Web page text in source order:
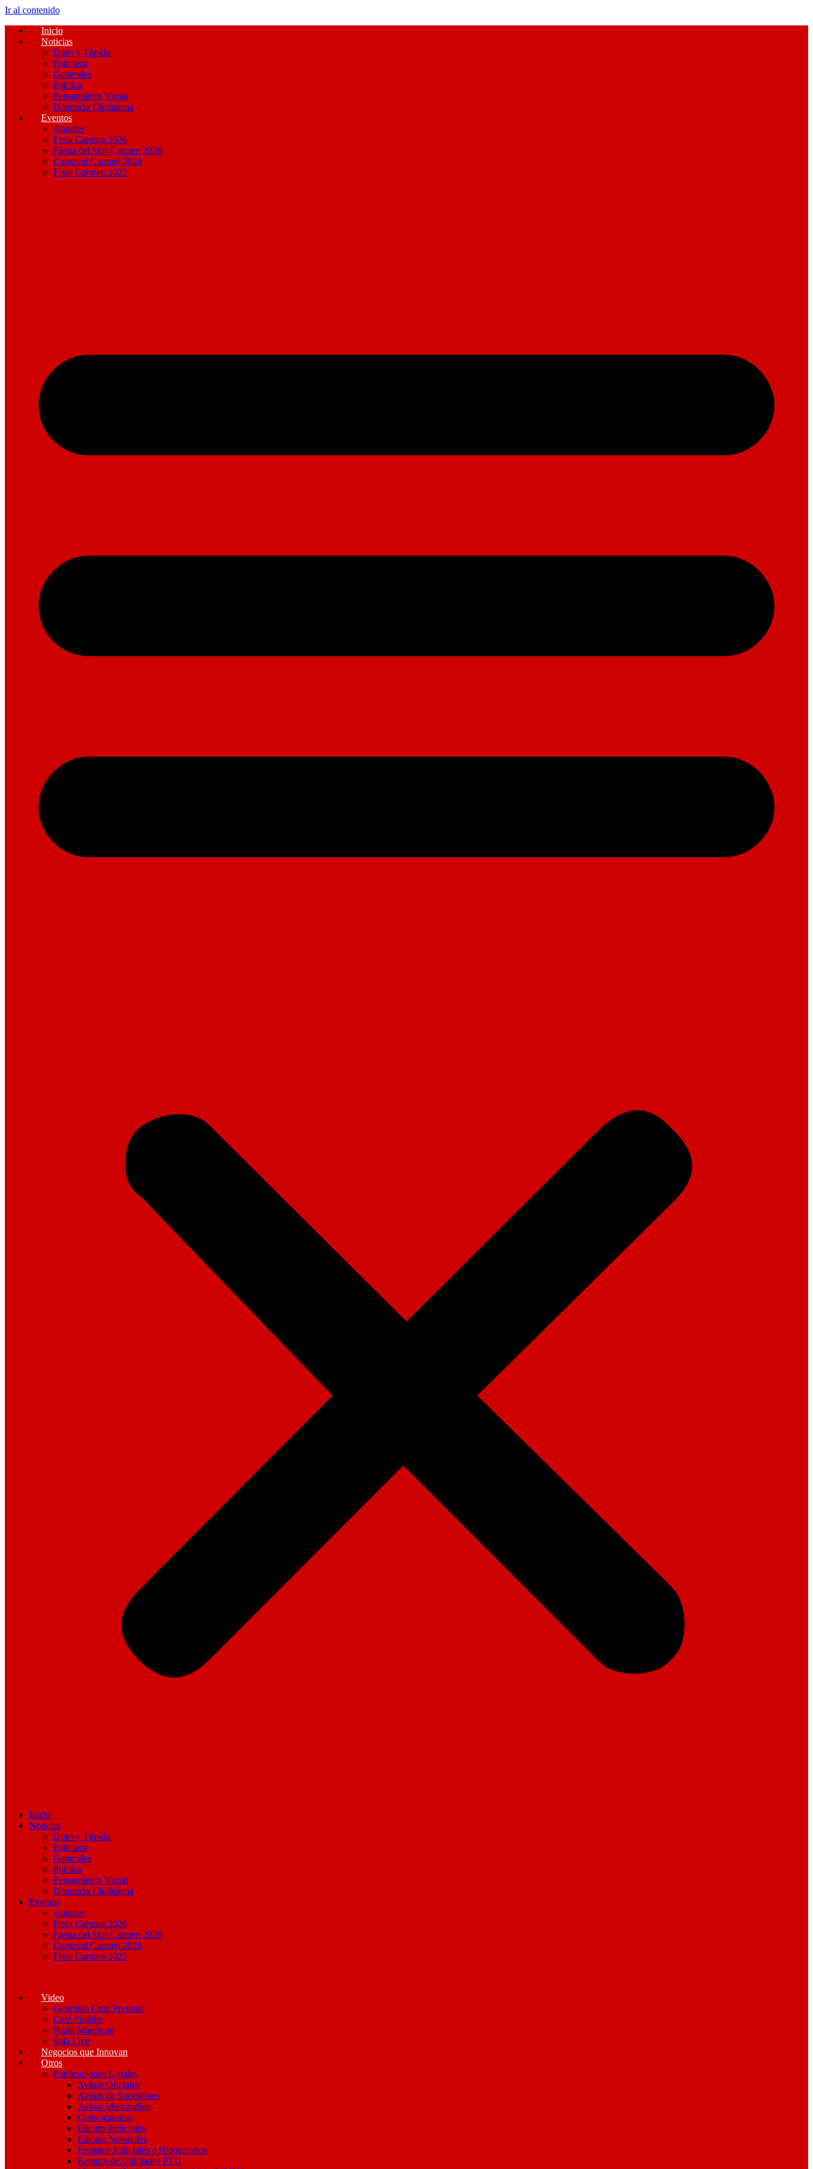
Ir al contenido
Inicio
Noticias
Duro y Túpido
Policiaca
Generales
Política
Pensamiento Visual
Denuncia Ciudadana
Eventos
Anuales
Feria Carmen 2026
Fiesta del Mar Carmen 2026
Carnaval Carmen 2026
Feria Carmen 2025
Inicio
Noticias
Duro y Túpido
Policiaca
Generales
Política
Pensamiento Visual
Denuncia Ciudadana
Eventos
Anuales
Feria Carmen 2026
Fiesta del Mar Carmen 2026
Carnaval Carmen 2026
Feria Carmen 2025
Video
Georgina Cruz Presenta
Café Político
Paola Manrique
Sala Live
Negocios que Innovan
Otros
Publicaciones Legales
Avisos Oficiales
Avisos de Sucesiones
Avisos Mercantiles
Convocatorias
Edictos Judiciales
Edictos Notariales
Remates Judiciales e Hipotecarios
Reparto de Utilidades PTU